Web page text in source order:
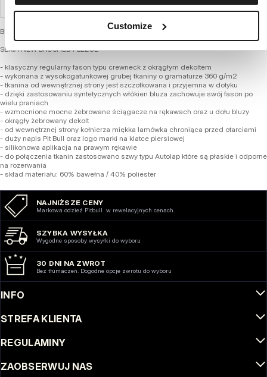
Customize
WYSYŁKA I ZWROTY
Bluza męska z kolekcji firmy PITBULL – Sherwood
SERIA NEW BRUSHED FLEECE
- klasyczny regularny fason typu crewneck z okrągłym dekoltem
- wykonana z wysokogatunkowej grubej tkaniny o gramaturze 360 g/m2
- tkanina od wewnętrznej strony jest szczotkowana i przyjemna w dotyku
- dzięki zastosowaniu syntetycznych włókien bluza zachowuje swój fason po
wielu praniach
- wzmocnione mocne żebrowane ściągacze na rękawach oraz u dołu bluzy
- okrągły żebrowany dekolt
- od wewnętrznej strony kołnierza miękka lamówka chroniąca przed otarciami
- duży napis Pit Bull oraz logo marki na klatce piersiowej
- silikonowa aplikacja na prawym rękawie
- do połączenia tkanin zastosowano szwy typu Autolap które są płaskie i odporne
na rozerwania
- skład materiału: 60% bawełna / 40% poliester
NAJNIŻSZE CENY
Markowa odzież Pitbull w rewelacyjnych cenach.
SZYBKA WYSYŁKA
Wygodne sposoby wysyłki do wyboru
30 DNI NA ZWROT
Bez tłumaczeń. Dogodne opcje zwrotu do wyboru
INFO
STREFA KLIENTA
REGULAMINY
ZAOBSERWUJ NAS